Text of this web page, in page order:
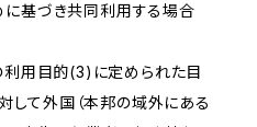
に基づき共同利用する場合
利用目的(3)に定められた目
して外国（本邦の域外にある